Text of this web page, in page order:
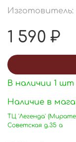
Изготовитель:
1 590 ₽
В наличии 1 шт
Наличие в
ТЦ 'Легенда'
Советская д.35 а